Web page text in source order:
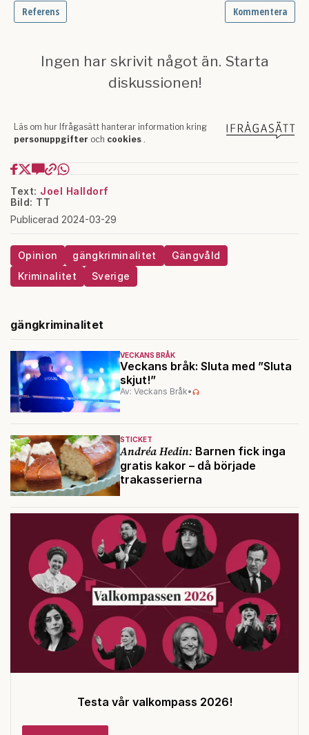
Text: Joel Halldorf
Bild: TT
Publicerad 2024-03-29
Opinion gängkriminalitet
Gängvåld
Kriminalitet
Sverige
gängkriminalitet
VECKANS BRÅK
Veckans bråk: Sluta med ”Sluta
skjut!”
Av: Veckans Bråk•
STICKET
Andréa Hedin: Barnen fick inga
gratis kakor – då började
trakasserierna
Testa vår valkompass 2026!